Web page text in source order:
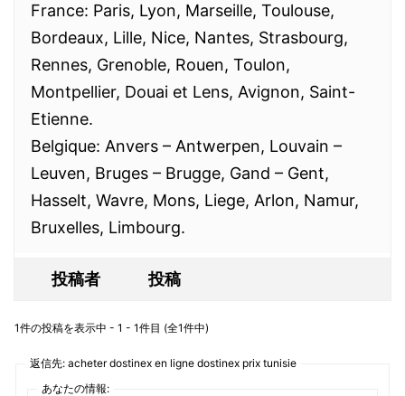
France: Paris, Lyon, Marseille, Toulouse,
Bordeaux, Lille, Nice, Nantes, Strasbourg,
Rennes, Grenoble, Rouen, Toulon,
Montpellier, Douai et Lens, Avignon, Saint-
Etienne.
Belgique: Anvers – Antwerpen, Louvain –
Leuven, Bruges – Brugge, Gand – Gent,
Hasselt, Wavre, Mons, Liege, Arlon, Namur,
Bruxelles, Limbourg.
投稿者 投稿
1件の投稿を表示中 - 1 - 1件目 (全1件中)
返信先: acheter dostinex en ligne dostinex prix tunisie
あなたの情報: